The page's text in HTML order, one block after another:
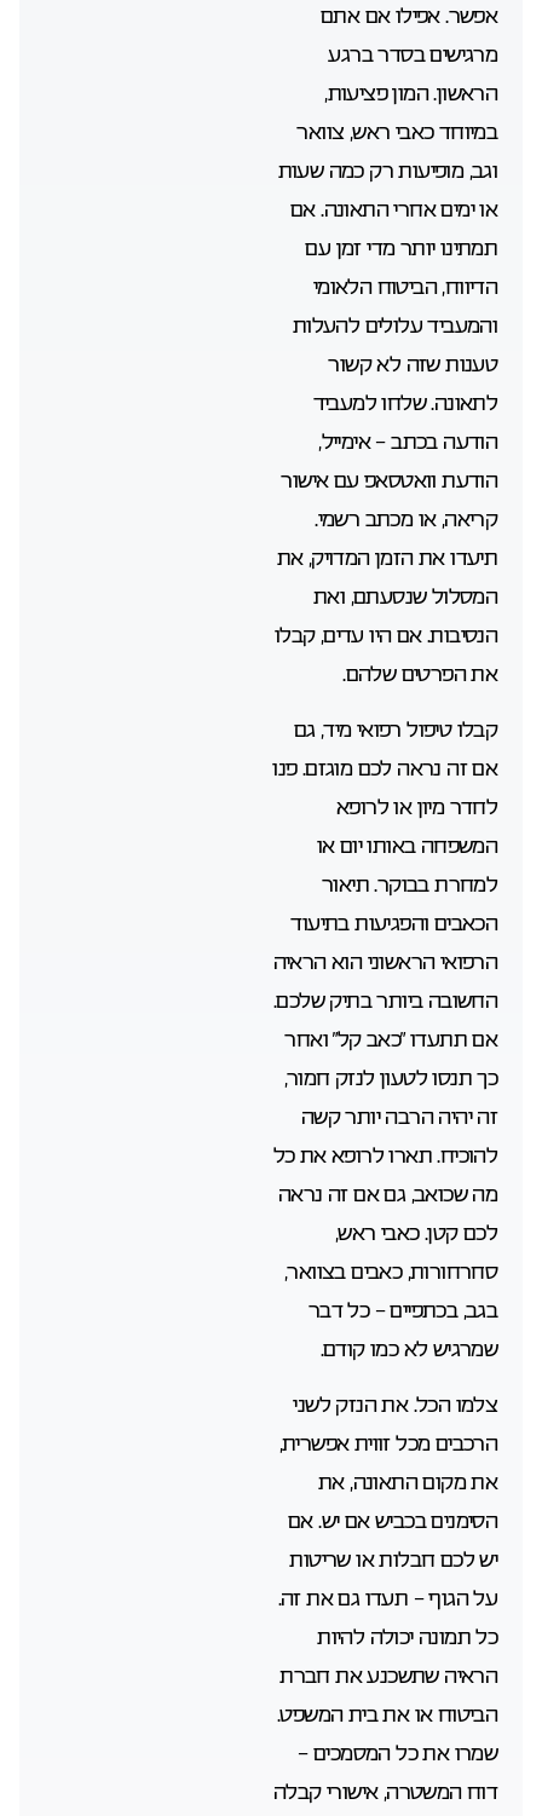
אפשר. אפילו אם אתם
מרגישים בסדר ברגע
הראשון. המון פציעות,
במיוחד כאבי ראש, צוואר
וגב, מופיעות רק כמה שעות
או ימים אחרי התאונה. אם
תמתינו יותר מדי זמן עם
הדיווח, הביטוח הלאומי
והמעביד עלולים להעלות
טענות שזה לא קשור
לתאונה. שלחו למעביד
הודעה בכתב – אימייל,
הודעת וואטסאפ עם אישור
קריאה, או מכתב רשמי.
תיעדו את הזמן המדויק, את
המסלול שנסעתם, ואת
הנסיבות. אם היו עדים, קבלו
את הפרטים שלהם.
קבלו טיפול רפואי מיד, גם
אם זה נראה לכם מוגזם. פנו
לחדר מיון או לרופא
המשפחה באותו יום או
למחרת בבוקר. תיאור
הכאבים והפגיעות בתיעוד
הרפואי הראשוני הוא הראיה
החשובה ביותר בתיק שלכם.
אם תתעדו “כאב קל” ואחר
כך תנסו לטעון לנזק חמור,
זה יהיה הרבה יותר קשה
להוכיח. תארו לרופא את כל
מה שכואב, גם אם זה נראה
לכם קטן. כאבי ראש,
סחרחורות, כאבים בצוואר,
בגב, בכתפיים – כל דבר
שמרגיש לא כמו קודם.
צלמו הכל. את הנזק לשני
הרכבים מכל זווית אפשרית,
את מקום התאונה, את
הסימנים בכביש אם יש. אם
יש לכם חבלות או שריטות
על הגוף – תעדו גם את זה.
כל תמונה יכולה להיות
הראיה שתשכנע את חברת
הביטוח או את בית המשפט.
שמרו את כל המסמכים –
דוח המשטרה, אישורי קבלה